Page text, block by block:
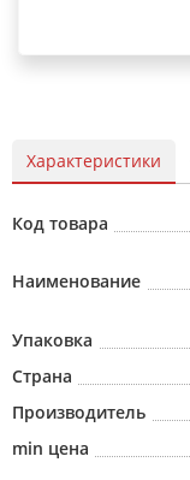
Характеристики
Код товара
Наименование
Упаковка
Страна
Производитель
min цена